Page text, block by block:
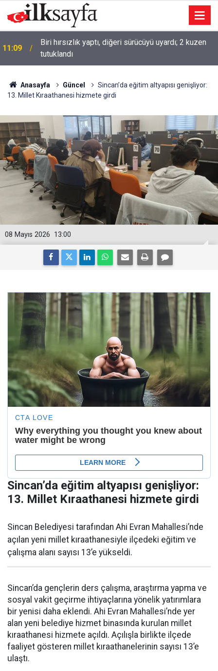
11:09
Biri hırsızlık yaptı, diğeri sürücüyü uyardı; 2 kuzen
tutuklandı
Anasayfa Güncel
Sincan’da eğitim altyapısı genişliyor:
13. Millet Kıraathanesi hizmete girdi
13:00
08 Mayıs 2026
Sincan’da eğitim altyapısı genişliyor:
13. Millet Kıraathanesi hizmete girdi
Sincan Belediyesi tarafından Ahi Evran Mahallesi’nde
açılan yeni millet kıraathanesiyle ilçedeki eğitim ve
çalışma alanı sayısı 13’e yükseldi.
Sincan’da gençlerin ders çalışma, araştırma yapma ve
sosyal vakit geçirme ihtiyaçlarına yönelik yatırımlara
bir yenisi daha eklendi. Ahi Evran Mahallesi’nde yer
alan yeni belediye hizmet binasında kurulan millet
kıraathanesi hizmete açıldı. Açılışla birlikte ilçede
faaliyet gösteren millet kıraathanelerinin sayısı 13’e
ulaştı.